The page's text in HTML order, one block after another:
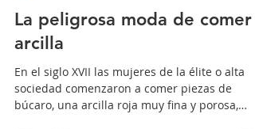
Doctora Rodríguez Muñoz
2 jul 2025
2 min de lectura
La peligrosa moda de comer
arcilla
En el siglo XVII las mujeres de la élite o alta